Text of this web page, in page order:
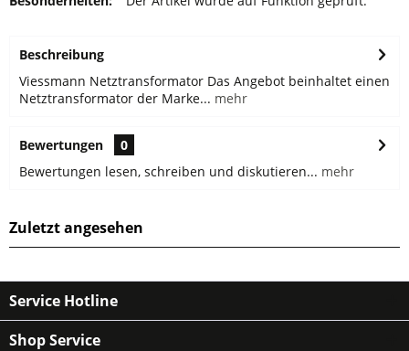
Beschreibung
Viessmann Netztransformator Das Angebot beinhaltet einen
Netztransformator der Marke... mehr
Bewertungen
0
Bewertungen lesen, schreiben und diskutieren... mehr
Zuletzt angesehen
Service Hotline
Shop Service